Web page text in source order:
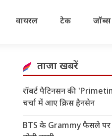
वायरल टेक जॉब्स
ताजा खबरें
रॉबर्ट पैटिनसन की
चर्चा में आए क्रिस हैनसेन
BTS के Grammy फैसले पर